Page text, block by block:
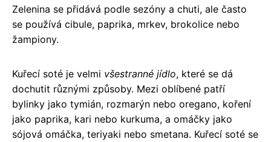
Zelenina se přidává podle sezóny a chuti, ale často
se používá cibule, paprika, mrkev, brokolice nebo
žampiony.
Kuřecí soté je velmi všestranné jídlo, které se dá
dochutit různými způsoby. Mezi oblíbené patří
bylinky jako tymián, rozmarýn nebo oregano, koření
jako paprika, kari nebo kurkuma, a omáčky jako
sójová omáčka, teriyaki nebo smetana. Kuřecí soté se